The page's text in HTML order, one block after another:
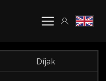
Díjak